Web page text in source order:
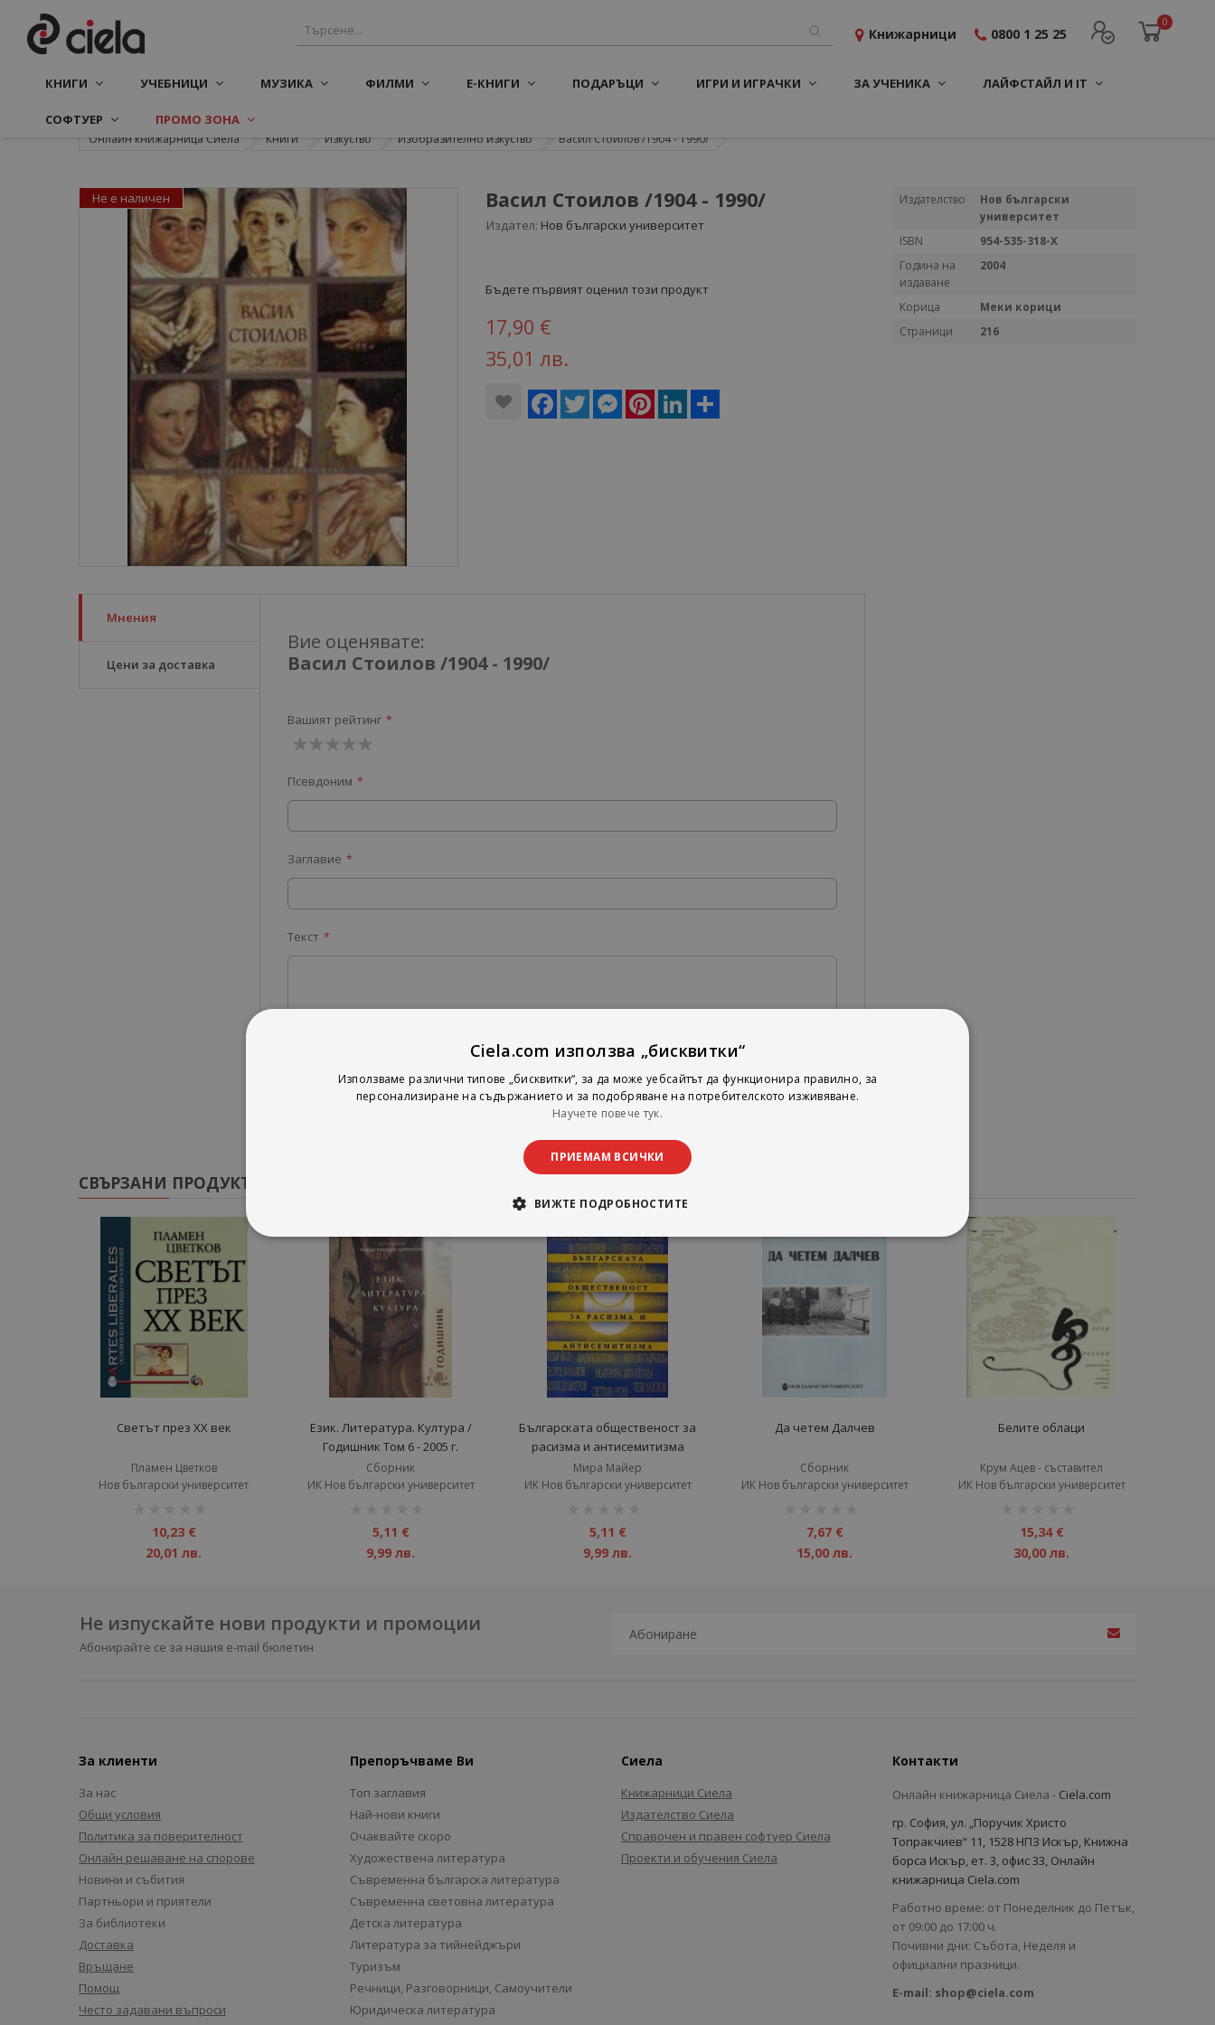
0
Книжарници 0800 1 25 25
КНИГИ УЧЕБНИЦИ МУЗИКА ФИЛМИ Е-КНИГИ ПОДАРЪЦИ ИГРИ И ИГРАЧКИ ЗА УЧЕНИКА ЛАЙФСТАЙЛ И IT
СОФТУЕР ПРОМО ЗОНА
Онлайн книжарница Сиела Книги Изкуство Изобразително изкуство Васил Стоилов /1904 - 1990/
Васил Стоилов /1904 - 1990/
Издател: Нов български университет
Бъдете първият оценил този продукт
17,90 €
35,01 лв.
Facebook
Twitter MessengerPinterestLinkedIn
Не е наличен
Мнения
Цени за доставка
Вие оценявате:
Васил Стоилов /1904 - 1990/
Вашият рейтинг
звезда
звезди
звезди
звезди
звезди
Псевдоним
Заглавие
Текст
Изпрати
Повече
Издателство
Нов български
университет
ISBN
954-535-318-X
Година на
издаване
2004
Корица
Меки корици
Страници
216
СВЪРЗАНИ ПРОДУКТИ
Светът през XX век
Пламен Цветков
Нов български университет
10,23 €
20,01 лв.
Език. Литература. Култура /
Годишник Том 6 - 2005 г.
Сборник
ИК Нов български университет
5,11 €
9,99 лв.
Българската общественост за
расизма и антисемитизма
Мира Майер
ИК Нов български университет
5,11 €
9,99 лв.
Да четем Далчев
Сборник
ИК Нов български университет
7,67 €
15,00 лв.
Белите облаци
Крум Ацев - съставител
ИК Нов български университет
15,34 €
30,00 лв.
Не изпускайте нови продукти и промоции
Абонирайте се за нашия e-mail бюлетин
За клиенти
За нас
Общи условия
Политика за поверителност
Онлайн решаване на спорове
Новини и събития
Партньори и приятели
За библиотеки
Доставка
Връщане
Помощ
Често задавани въпроси
Препоръчваме Ви
Топ заглавия
Най-нови книги
Очаквайте скоро
Художествена литература
Съвременна българска литература
Съвременна световна литература
Детска литература
Литература за тийнейджъри
Туризъм
Речници, Разговорници, Самоучители
Юридическа литература
Сиела
Книжарници Сиела
Издателство Сиела
Справочен и правен софтуер Сиела
Проекти и обучения Сиела
Контакти
Онлайн книжарница Сиела - Ciela.com
гр. София, ул. „Поручик Христо
Топракчиев“ 11, 1528 НПЗ Искър, Книжна
борса Искър, ет. 3, офис 33, Онлайн
книжарница Ciela.com
Работно време: от Понеделник до Петък,
от 09:00 до 17:00 ч.
Почивни дни: Събота, Неделя и
официални празници.
E-mail: shop@ciela.com
Ciela.com използва „бисквитки“
Използваме различни типове „бисквитки“, за да може уебсайтът да функционира правилно, за
персонализиране на съдържанието и за подобряване на потребителското изживяване.
Научете повече тук.
ПРИЕМАМ ВСИЧКИ
ВИЖТЕ ПОДРОБНОСТИТЕ